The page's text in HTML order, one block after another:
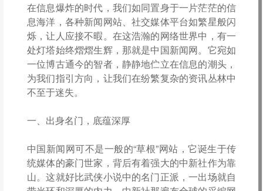
在信息爆炸的时代，我们如同置身于一片茫茫的信
息海洋，各种新闻网站、社交媒体平台如繁星般闪
烁，让人应接不暇。在这浩瀚的网络世界中，有一
处灯塔始终熠熠生辉，那就是中国新闻网。它宛如
一位博古通今的智者，静静地伫立在信息的潮头，
为我们指引方向，让我们在纷繁复杂的资讯丛林中
不至于迷失。
一、出身名门，底蕴深厚
中国新闻网可不是一般的“草根”网站，它诞生于传
统媒体的豪门世家，背后有着强大的中新社作为靠
山。这就好比武侠小说中的名门正派，一出场就自